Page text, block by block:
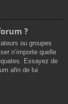
?
ou groupes
n’importe quelle
Essayez de
afin de lui